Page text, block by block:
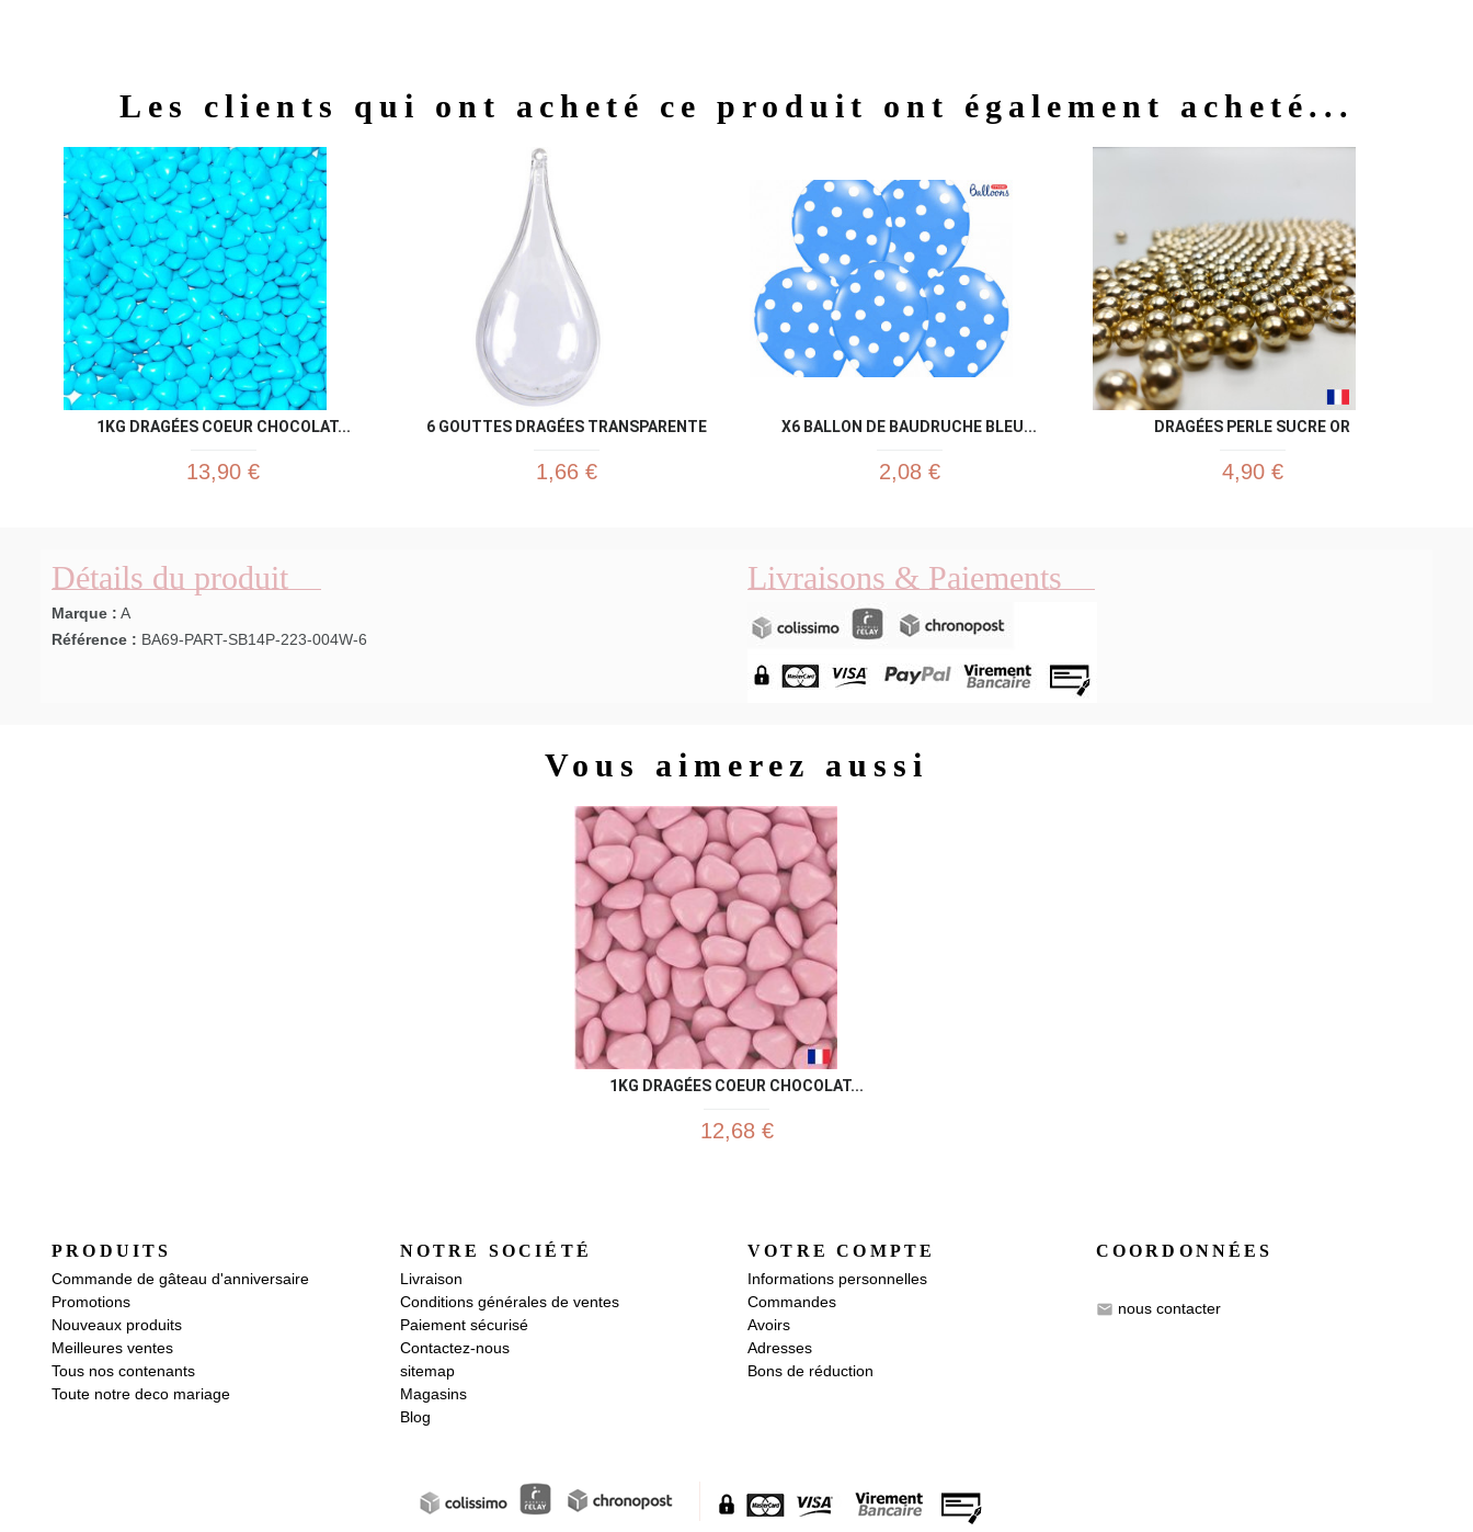
Les clients qui ont acheté ce produit ont également acheté...
1KG DRAGÉES COEUR CHOCOLAT...
13,90 €
6 GOUTTES DRAGÉES TRANSPARENTE
1,66 €
 Aperçu rapide
X6 BALLON DE BAUDRUCHE BLEU...
2,08 €
DRAGÉES PERLE SUCRE OR
4,90 €
Détails du produit
Marque : A
Référence : BA69-PART-SB14P-223-004W-6
Livraisons & Paiements
Vous aimerez aussi
1KG DRAGÉES COEUR CHOCOLAT...
12,68 €
PRODUITS
Commande de gâteau d'anniversaire
Promotions
Nouveaux produits
Meilleures ventes
Tous nos contenants
Toute notre deco mariage
NOTRE SOCIÉTÉ
Livraison
Conditions générales de ventes
Paiement sécurisé
Contactez-nous
sitemap
Magasins
Blog
VOTRE COMPTE
Informations personnelles
Commandes
Avoirs
Adresses
Bons de réduction
COORDONNÉES
email nous contacter